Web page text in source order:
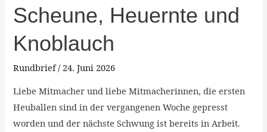
Scheune, Heuernte und
Knoblauch
Rundbrief/24. Juni 2026
Liebe Mitmacher und liebe Mitmacherinnen, die ersten
Heuballen sind in der vergangenen Woche gepresst
worden und der nächste Schwung ist bereits in Arbeit.
Scheune,
und
Knoblauch